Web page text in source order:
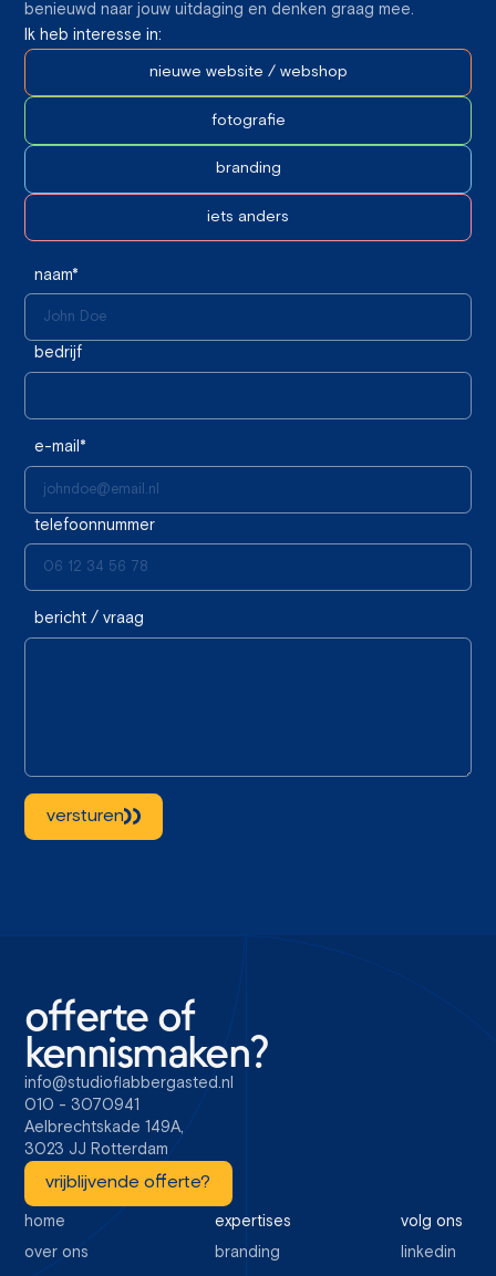
benieuwd naar jouw uitdaging en denken graag mee.
Ik heb interesse in:
nieuwe website / webshop
fotografie
branding
iets anders
naam*
bedrijf
e-mail*
telefoonnummer
bericht / vraag
versturen
offerte of
kennismaken?
info@studioflabbergasted.nl
010 - 3070941
Aelbrechtskade 149A,
3023 JJ Rotterdam
vrijblijvende offerte?
home
over ons
expertises
branding
volg ons
linkedin